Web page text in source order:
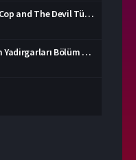
The Gangster, The Cop and The Devil Türkçe Dublaj İzle
Harry Potter 8 Ölüm Yadirgarları Bölüm 2 İzle